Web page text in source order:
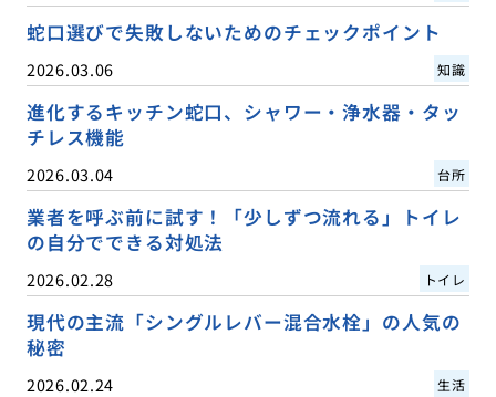
蛇口選びで失敗しないためのチェックポイント
2026.03.06 知識
進化するキッチン蛇口、シャワー・浄水器・タッ
チレス機能
2026.03.04 台所
業者を呼ぶ前に試す！「少しずつ流れる」トイレ
の自分でできる対処法
2026.02.28 トイレ
現代の主流「シングルレバー混合水栓」の人気の
秘密
2026.02.24 生活